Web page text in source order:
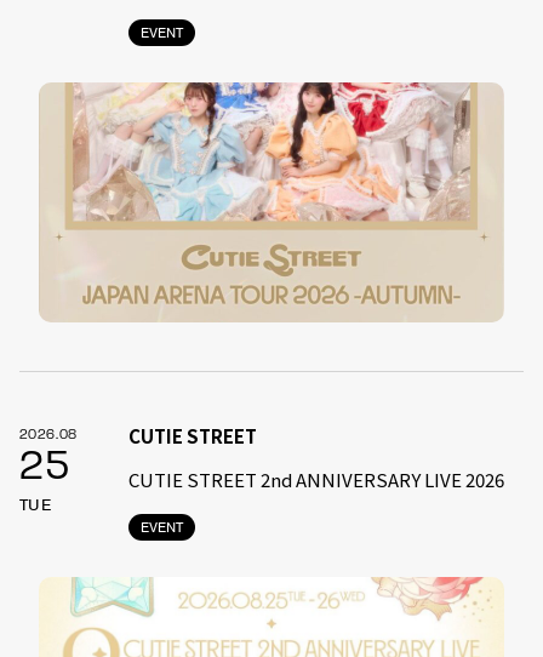
EVENT
2026.08
25
TUE
EVENT
CUTIE STREET
CUTIE STREET 2nd ANNIVERSARY LIVE 2026